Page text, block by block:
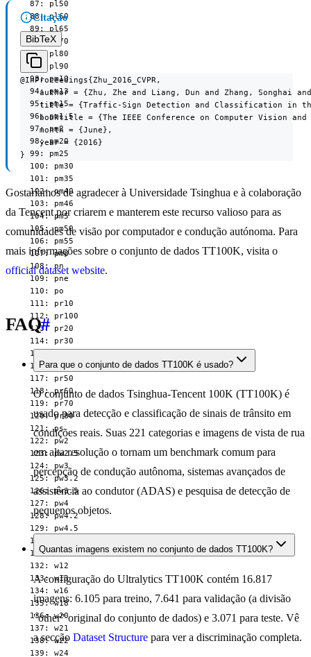
  87: pl50
  88: pl60
  89: pl65
  90: pl70
  91: pl80
  92: pl90
  93: pm10
  94: pm13
  95: pm15
  96: pm1.5
  97: pm2
  98: pm20
  99: pm25
  100: pm30
  101: pm35
  102: pm40
  103: pm46
  104: pm5
  105: pm50
  106: pm55
  107: pm8
  108: pn
  109: pne
  110: po
  111: pr10
  112: pr100
  113: pr20
  114: pr30
  115: pr40
  116: pr45
  117: pr50
  118: pr60
  119: pr70
  120: pr80
  121: ps
  122: pw2
  123: pw2.5
  124: pw3
  125: pw3.2
  126: pw3.5
  127: pw4
  128: pw4.2
  129: pw4.5
  130: w1
  131: w10
  132: w12
  133: w13
  134: w16
  135: w18
  136: w20
  137: w21
  138: w22
  139: w24
Citação
BibTeX
@InProceedings{Zhu_2016_CVPR,
author = {Zhu, Zhe and Liang, Dun and Zhang, Songhai
title = {Traffic-Sign Detection and Classification in
booktitle = {The IEEE Conference on Computer Vision
    month = {June},
    year = {2016}
}
Gostaríamos de agradecer à Universidade Tsinghua e à colaboração
da Tencent por criarem e manterem este recurso valioso para as
comunidades de visão por computador e condução autónoma. Para
mais informações sobre o conjunto de dados TT100K, visita o
official dataset website.
FAQ#
Para que o conjunto de dados TT100K é usado?
O conjunto de dados Tsinghua-Tencent 100K (TT100K) é
usado para detecção e classificação de sinais de trânsito em
condições reais. Suas 221 categorias e imagens de vista de rua
em alta resolução o tornam um benchmark comum para
percepção de condução autônoma, sistemas avançados de
assistência ao condutor (ADAS) e pesquisa de detecção de
pequenos objetos.
Quantas imagens existem no conjunto de dados TT100K?
A configuração do Ultralytics TT100K contém 16.817
imagens: 6.105 para treino, 7.641 para validação (a divisão
"other" original do conjunto de dados) e 3.071 para teste. Vê
a secção Dataset Structure para ver a discriminação completa.